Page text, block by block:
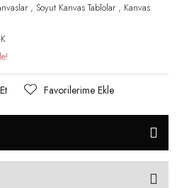
,Soyut Kanvas Tablolar , Kanvas